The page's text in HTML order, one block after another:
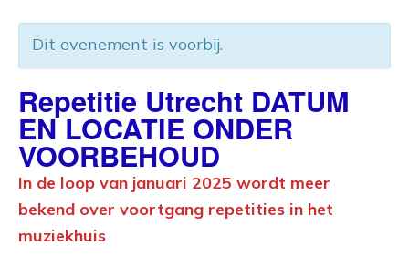
Dit evenement is voorbij.
Repetitie Utrecht DATUM
EN LOCATIE ONDER
VOORBEHOUD
In de loop van januari 2025 wordt meer
bekend over voortgang repetities in het
muziekhuis